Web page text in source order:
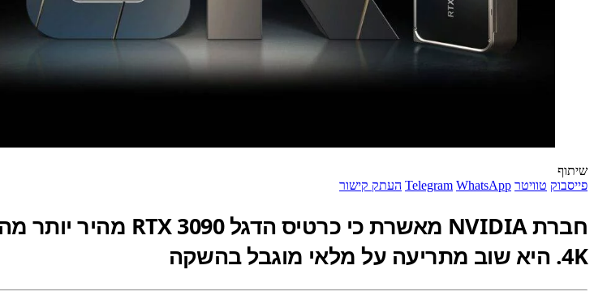
שיתוף
פייסבוק טוויטר Telegram WhatsApp העתק קישור
4K. היא שוב מתריעה על מלאי מוגבל בהשקה